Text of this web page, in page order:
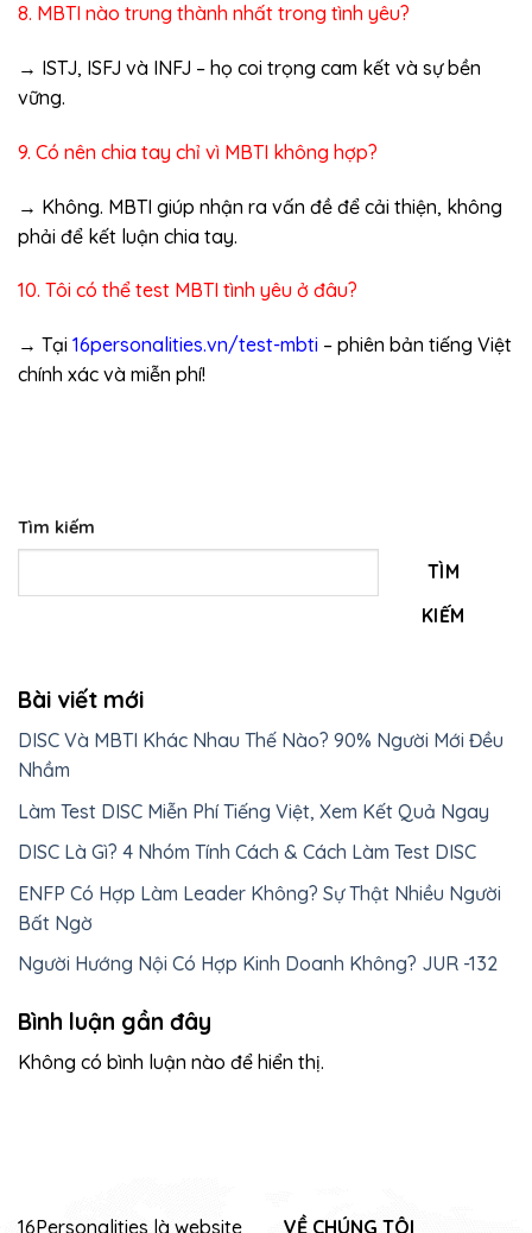
8. MBTI nào trung thành nhất trong tình yêu?
→ ISTJ, ISFJ và INFJ – họ coi trọng cam kết và sự bền
vững.
9. Có nên chia tay chỉ vì MBTI không hợp?
→ Không. MBTI giúp nhận ra vấn đề để cải thiện, không
phải để kết luận chia tay.
10. Tôi có thể test MBTI tình yêu ở đâu?
→ Tại 16personalities.vn/test-mbti – phiên bản tiếng Việt
chính xác và miễn phí!
Tìm kiếm
TÌM
KIẾM
Bài viết mới
DISC Và MBTI Khác Nhau Thế Nào? 90% Người Mới Đều
Nhầm
Làm Test DISC Miễn Phí Tiếng Việt, Xem Kết Quả Ngay
DISC Là Gì? 4 Nhóm Tính Cách & Cách Làm Test DISC
ENFP Có Hợp Làm Leader Không? Sự Thật Nhiều Người
Bất Ngờ
Người Hướng Nội Có Hợp Kinh Doanh Không? JUR -132
Bình luận gần đây
Không có bình luận nào để hiển thị.
16Personalities là website
VỀ CHÚNG TÔI